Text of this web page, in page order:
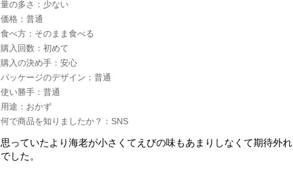
量の多さ ： 少ない
価格 ： 普通
食べ方 ： そのまま食べる
購入回数 ： 初めて
購入の決め手 ： 安心
パッケージのデザイン ： 普通
使い勝手 ： 普通
用途 ： おかず
何で商品を知りましたか？ ： SNS
思っていたより海老が小さくてえびの味もあまりしなくて期待外れ
でした。